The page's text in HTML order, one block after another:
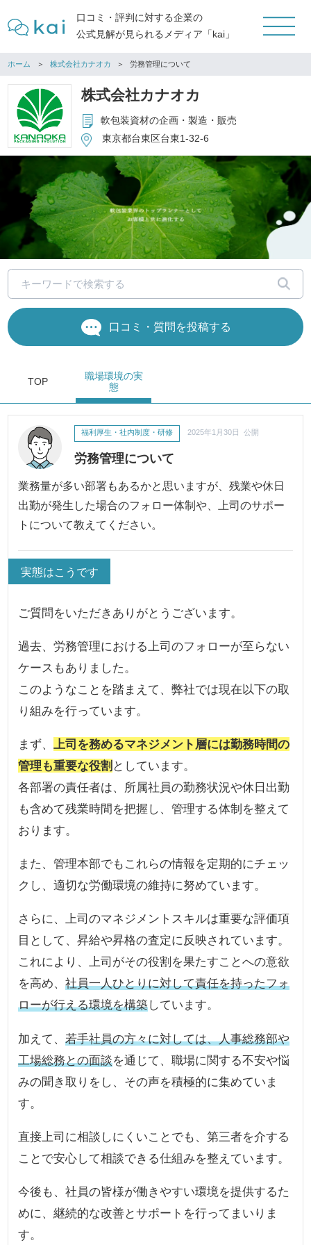
口コミ・評判に対する企業の
公式見解が見られるメディア「kai」
ホーム 株式会社カナオカ 労務管理について
株式会社カナオカ
軟包装資材の企画・製造・販売
東京都台東区台東1-32-6
口コミ・質問を投稿する
TOP
職場環境の実
態
労務管理について
福利厚生・社内制度・研修 2025年1月30日 公開
業務量が多い部署もあるかと思いますが、残業や休日
出勤が発生した場合のフォロー体制や、上司のサポー
トについて教えてください。
実態はこうです
ご質問をいただきありがとうございます。
過去、労務管理における上司のフォローが至らない
ケースもありました。
このようなことを踏まえて、弊社では現在以下の取
り組みを行っています。
まず、上司を務めるマネジメント層には勤務時間の
管理も重要な役割 としています。
各部署の責任者は、所属社員の勤務状況や休日出勤
も含めて残業時間を把握し、管理する体制を整えて
おります。
また、管理本部でもこれらの情報を定期的にチェッ
クし、適切な労働環境の維持に努めています。
さらに、上司のマネジメントスキルは重要な評価項
目として、昇給や昇格の査定に反映されています。
これにより、上司がその役割を果たすことへの意欲
を高め、社員一人ひとりに対して責任を持ったフォ
ローが行える環境を構築しています。
加えて、若手社員の方々に対しては、人事総務部や
工場総務との面談を通じて、職場に関する不安や悩
みの聞き取りをし、その声を積極的に集めていま
す。
直接上司に相談しにくいことでも、第三者を介する
ことで安心して相談できる仕組みを整えています。
今後も、社員の皆様が働きやすい環境を提供するた
めに、継続的な改善とサポートを行ってまいりま
す。